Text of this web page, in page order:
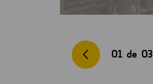
01 de 03